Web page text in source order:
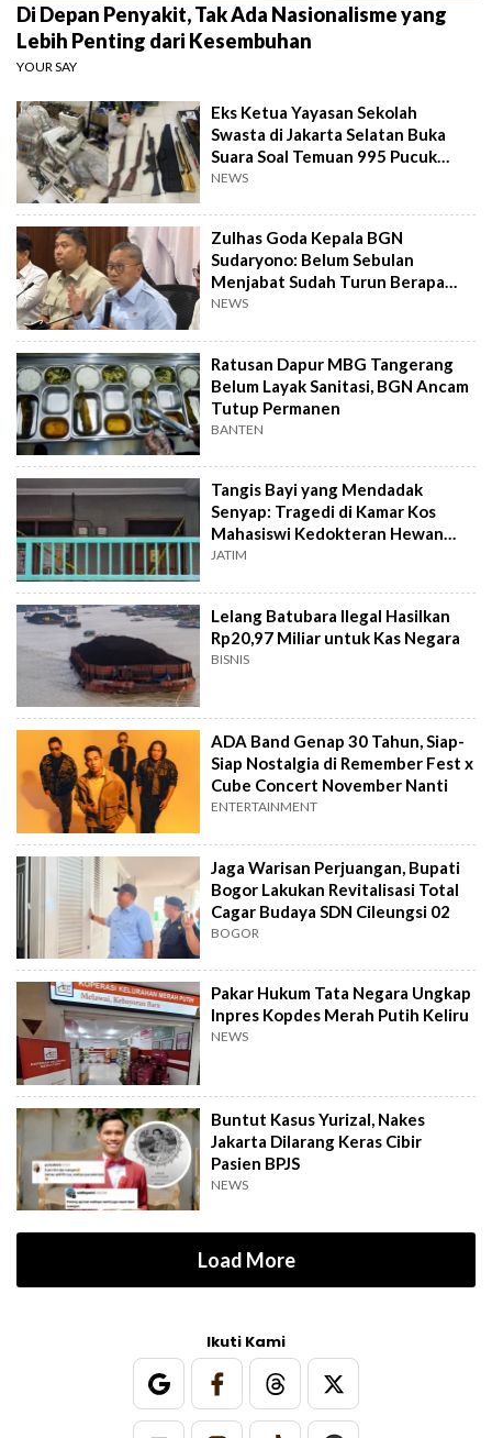
Di Depan Penyakit, Tak Ada Nasionalisme yang
Lebih Penting dari Kesembuhan
YOUR SAY
Eks Ketua Yayasan Sekolah
Swasta di Jakarta Selatan Buka
Suara Soal Temuan 995 Pucuk
Senjata Api
NEWS
Zulhas Goda Kepala BGN
Sudaryono: Belum Sebulan
Menjabat Sudah Turun Berapa
Kilo?
NEWS
Ratusan Dapur MBG Tangerang
Belum Layak Sanitasi, BGN Ancam
Tutup Permanen
BANTEN
Tangis Bayi yang Mendadak
Senyap: Tragedi di Kamar Kos
Mahasiswi Kedokteran Hewan
Surabaya
JATIM
Lelang Batubara Ilegal Hasilkan
Rp20,97 Miliar untuk Kas Negara
BISNIS
ADA Band Genap 30 Tahun, Siap-
Siap Nostalgia di Remember Fest x
Cube Concert November Nanti
ENTERTAINMENT
Jaga Warisan Perjuangan, Bupati
Bogor Lakukan Revitalisasi Total
Cagar Budaya SDN Cileungsi 02
BOGOR
Pakar Hukum Tata Negara Ungkap
Inpres Kopdes Merah Putih Keliru
NEWS
Buntut Kasus Yurizal, Nakes
Jakarta Dilarang Keras Cibir
Pasien BPJS
NEWS
Load More
Ikuti Kami